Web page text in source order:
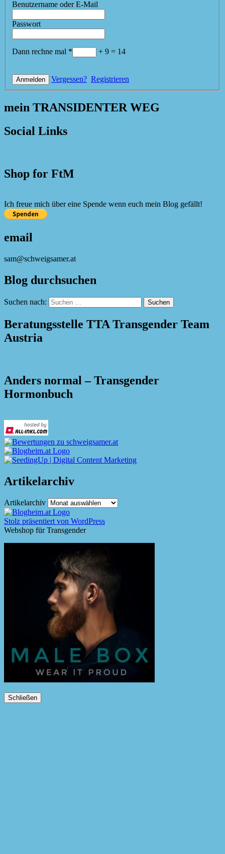
Benutzername oder E-Mail
Passwort
Dann rechne mal * + 9 = 14
Vergessen? Registrieren
mein TRANSIDENTER WEG
Social Links
Shop for FtM
Ich freue mich über eine Spende wenn euch mein Blog gefällt!
email
sam@schweigsamer.at
Blog durchsuchen
Suchen nach:
Beratungsstelle TTA Transgender Team
Austria
Anders normal – Transgender
Hormonbuch
Artikelarchiv
Artikelarchiv
Stolz präsentiert von WordPress
Webshop für Transgender
Schließen